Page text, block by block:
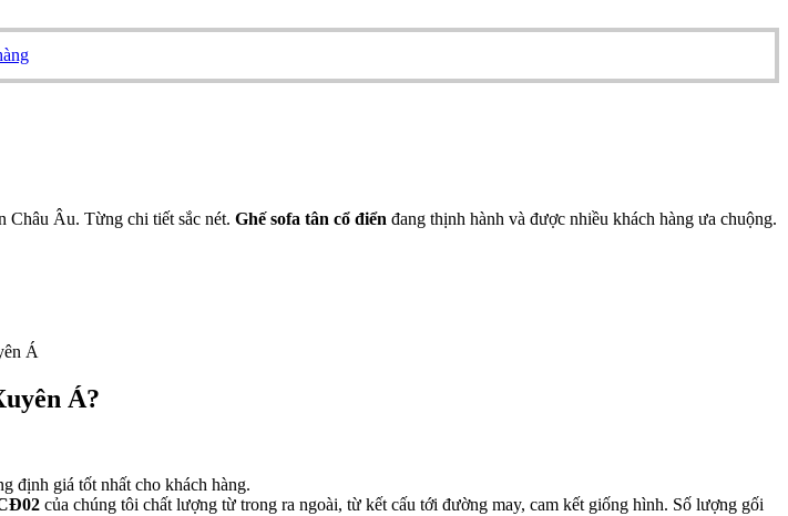
Châu Âu. Từng chi tiết sắc nét. Ghế sofa tân cổ điển đang thịnh hành và được nhiều khách hàng ưa chuộng.
Á
Á?
định giá tốt nhất cho khách hàng.
của chúng tôi chất lượng từ trong ra ngoài, từ kết cấu tới đường may, cam kết giống hình. Số lượng gối